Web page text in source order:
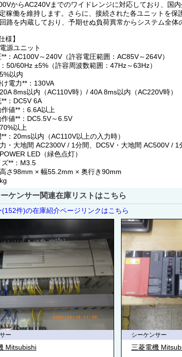
からAC240Vまでのワイドレンジに対応しており、国
稼働を維持します。さらに、接続された各ユニットを
路を内蔵しており、予期せぬ負荷異常からシステム全体
様】
源ユニット
：AC100V～240V（許容電圧範囲：AC85V～264V）
50/60Hz ±5%（許容周波数範囲：47Hz～63Hz）
以内
電力**：130VA
8ms以内（AC110V時）/ 40A 8ms以内（AC220V時）
：DC5V 6A
値**：6.6A以上
値**：DC5.5V～6.5V
以上
：20ms以内（AC110V以上の入力時）
・大地間 AC2300V / 1分間、DC5V・大地間 AC500V / 1
LED（緑色点灯）
**：M3.5
さ98mm × 幅55.2mm × 奥行き90mm
ケンサー関連在庫リストはこちら
(152件)の在庫紹介ページリンクはこちら
ー
Mitsubishi
シーケンサー
三菱電機